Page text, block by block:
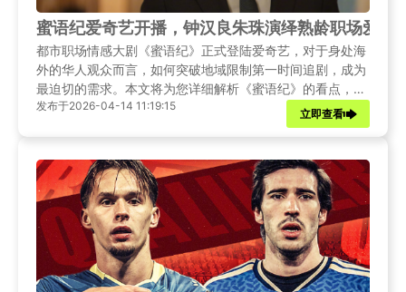
蜜语纪爱奇艺开播，钟汉良朱珠演绎熟龄职场爱情
都市职场情感大剧《蜜语纪》正式登陆爱奇艺，对于身处海
外的华人观众而言，如何突破地域限制第一时间追剧，成为
最迫切的需求。本文将为您详细解析《蜜语纪》的看点，并
提供多种海外解锁爱奇艺的实用方案。
发布于2026-04-14 11:19:15
立即查看